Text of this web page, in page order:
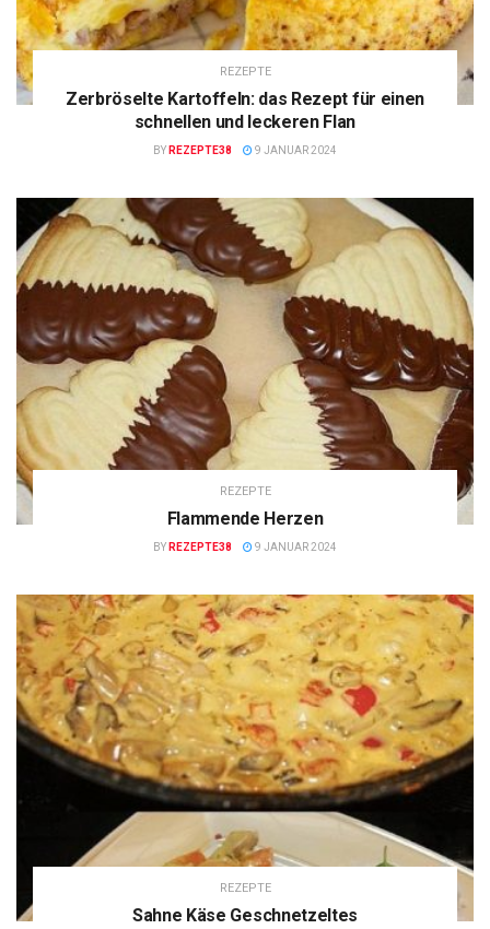
REZEPTE
Zerbröselte Kartoffeln: das Rezept für einen
schnellen und leckeren Flan
BY REZEPTE38 9 JANUAR 2024
REZEPTE
Flammende Herzen
BY REZEPTE38 9 JANUAR 2024
REZEPTE
Sahne Käse Geschnetzeltes